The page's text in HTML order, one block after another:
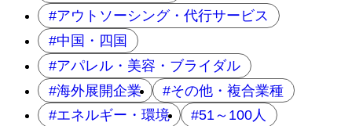
アウトソーシング・代行サービス
中国・四国
アパレル・美容・ブライダル
海外展開企業
その他・複合業種
エネルギー・環境
51～100人